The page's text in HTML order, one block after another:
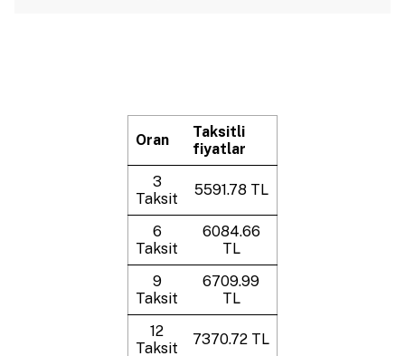
Oran
Taksitli
fiyatlar
3
Taksit
5591.78 TL
6
Taksit
6084.66
TL
9
Taksit
6709.99
TL
12
Taksit
7370.72 TL